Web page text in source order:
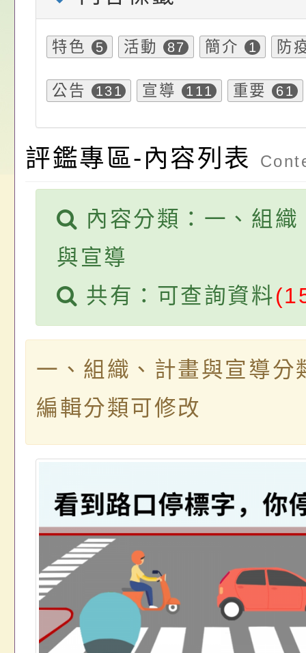
樂會」、「邁向下一
列講座及成長團體」
甄選公告
校課程計畫」核定一
轉知教育部國民及學
辦理「115年度教育
前教育署辦理性別平
置課程與教學人才庫
畫」一案， 請教師
請，請查照。
公告:桃園市政府腸
施問答集
轉知:桃園市交通局
減碳存摺2.0」全民
桃園市政府家庭教育
年度祖孫樂淘桃－祖
祝活動」海報電子檔
位協助鼓勵所屬同仁
關（構）、學校、民
名參加，請查照
轉知有關銓敘部建置
員退休所得重審後實
算器」，公立學校退
亦可利用
特色 5 活動 87 簡介 1 防
公告 131 宣導 111 重要 61
評鑑專區-內容列表
內容分類：一、組織
與宣導
共有：可查詢資料
一、組織、計畫與宣導分
編輯分類可修改